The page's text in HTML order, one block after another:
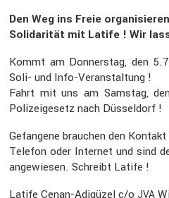
Den Weg ins Freie
Solida­rität mit Latife ! Wir
Kommt am Donnerstag, den
Soli- und Info-Veran­stal­tung !
Fahrt mit uns am Samstag,
Polizei­ge­setz nach Düssel­dorf !
Gefan­gene brauchen den
Telefon oder Internet und sind
angewiesen. Schreibt Latife !
Latife Cenan-Adigüzel c/o JVA